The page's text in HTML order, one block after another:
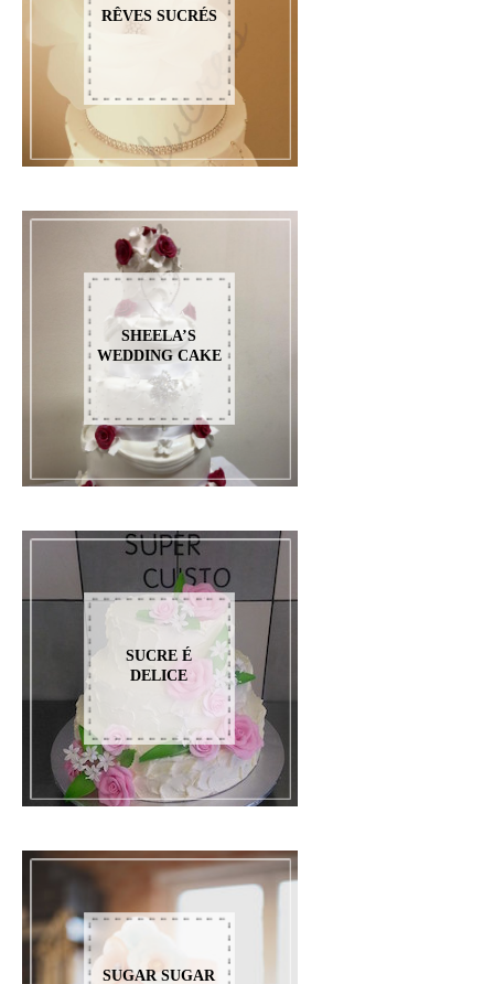
RÊVES SUCRÉS
SHEELA’S
WEDDING CAKE
SUCRE É
DELICE
SUGAR SUGAR